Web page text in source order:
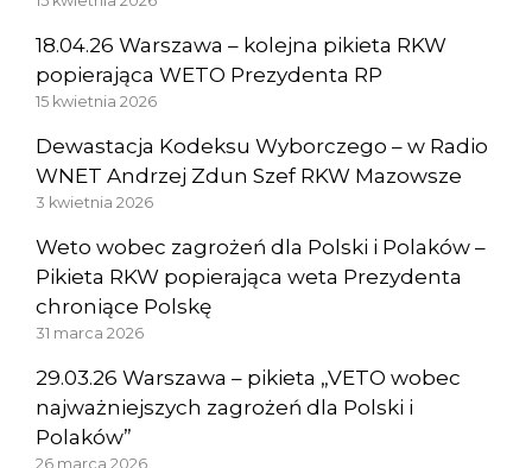
18.04.26 Warszawa – kolejna pikieta RKW
popierająca WETO Prezydenta RP
15 kwietnia 2026
Dewastacja Kodeksu Wyborczego – w Radio
WNET Andrzej Zdun Szef RKW Mazowsze
3 kwietnia 2026
Weto wobec zagrożeń dla Polski i Polaków –
Pikieta RKW popierająca weta Prezydenta
chroniące Polskę
31 marca 2026
29.03.26 Warszawa – pikieta „VETO wobec
najważniejszych zagrożeń dla Polski i
Polaków”
26 marca 2026